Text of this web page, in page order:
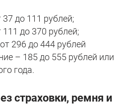
до 111 рублей;
до 370 рублей;
296 до 444 рублей
– 185 до 555 рублей или
года.
страховки, ремня и